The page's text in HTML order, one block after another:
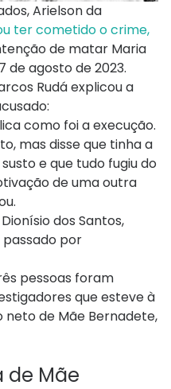
Arielson da
ter cometido o crime,
de matar Maria
de agosto de 2023.
Rudá explicou a
como foi a execução.
mas disse que tinha a
e que tudo fugiu do
de uma outra
dos Santos,
por
pessoas foram
que esteve à
neto de Mãe Bernadete,
de Mãe